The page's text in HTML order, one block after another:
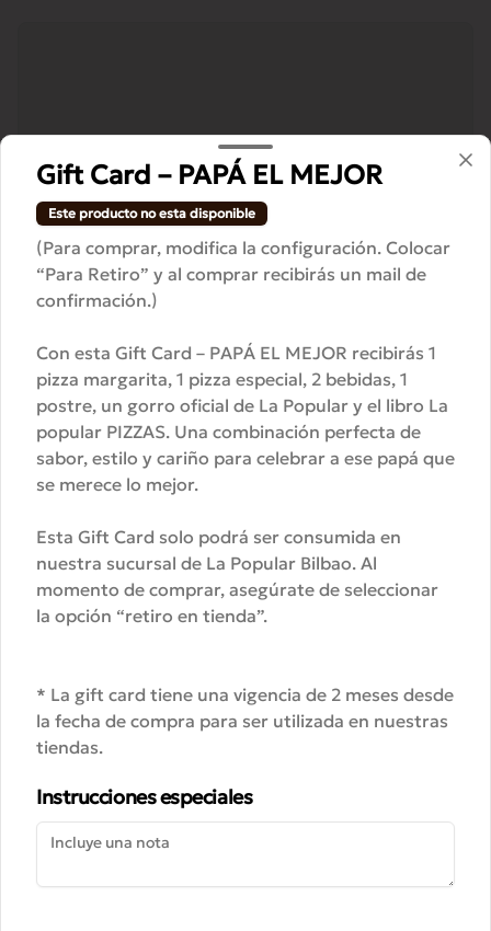
Conócenos
Blog
Noticias
Términos y condiciones
Política de privacidad
Instagram
Facebook
Mi cuenta
Iniciar sesión
Gift Card – PAPÁ EL MEJOR
Este producto no esta disponible
(Para comprar, modifica la configuración. Colocar
“Para Retiro” y al comprar recibirás un mail de
confirmación.)
Con esta Gift Card – PAPÁ EL MEJOR recibirás 1
pizza margarita, 1 pizza especial, 2 bebidas, 1
postre, un gorro oficial de La Popular y el libro La
popular PIZZAS. Una combinación perfecta de
sabor, estilo y cariño para celebrar a ese papá que
se merece lo mejor.
Esta Gift Card solo podrá ser consumida en
nuestra sucursal de La Popular Bilbao. Al
momento de comprar, asegúrate de seleccionar
la opción “retiro en tienda”.
* La gift card tiene una vigencia de 2 meses desde
la fecha de compra para ser utilizada en nuestras
tiendas.
Instrucciones especiales